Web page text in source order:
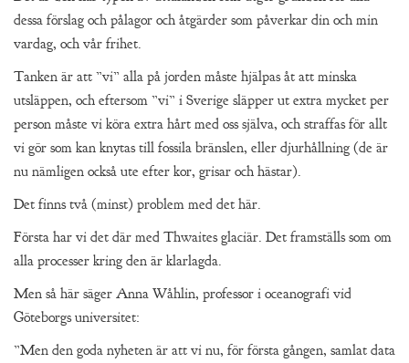
dessa förslag och pålagor och åtgärder som påverkar din och min
vardag, och vår frihet.
Tanken är att ”vi” alla på jorden måste hjälpas åt att minska
utsläppen, och eftersom ”vi” i Sverige släpper ut extra mycket per
person måste vi köra extra hårt med oss själva, och straffas för allt
vi gör som kan knytas till fossila bränslen, eller djurhållning (de är
nu nämligen också ute efter kor, grisar och hästar).
Det finns två (minst) problem med det här.
Första har vi det där med Thwaites glaciär. Det framställs som om
alla processer kring den är klarlagda.
Men så här säger Anna Wåhlin, professor i oceanografi vid
Göteborgs universitet:
”Men den goda nyheten är att vi nu, för första gången, samlat data